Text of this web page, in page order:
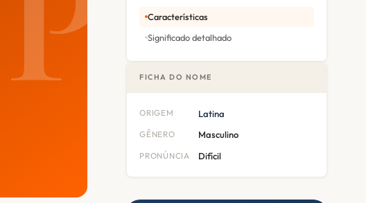
Características
Significado detalhado
FICHA DO NOME
ORIGEM Latina
GÊNERO Masculino
PRONÚNCIA Difícil